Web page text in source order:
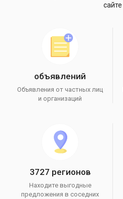
сайте
объявлений
Объявления от частных лиц
и организаций
3727 регионов
Находите выгодные
предложения в соседних